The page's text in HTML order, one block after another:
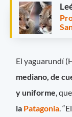
El yaguarundí
mediano, de
y uniforme,
la Patagonia.